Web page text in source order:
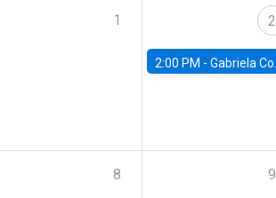
1 2
2:00 PM - Gabriela Contreras, Banco Central de Chile y UC
8 9